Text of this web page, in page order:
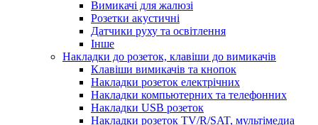
Вимикачі для жалюзі
Розетки акустичні
Датчики руху та освітлення
Інше
Накладки до розеток, клавіши до вимикачів
Клавіши вимикачів та кнопок
Накладки розеток електрічних
Накладки компьютерних та телефонних
Накладки USB розеток
Накладки розеток TV/R/SAT, мультімедиа